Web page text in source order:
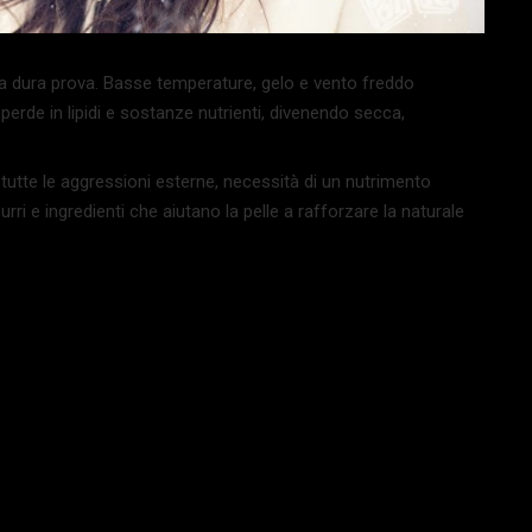
dura prova. Basse temperature, gelo e vento freddo
in lipidi e sostanze nutrienti, divenendo secca,
le aggressioni esterne, necessità di un nutrimento
e ingredienti che aiutano la pelle a rafforzare la naturale